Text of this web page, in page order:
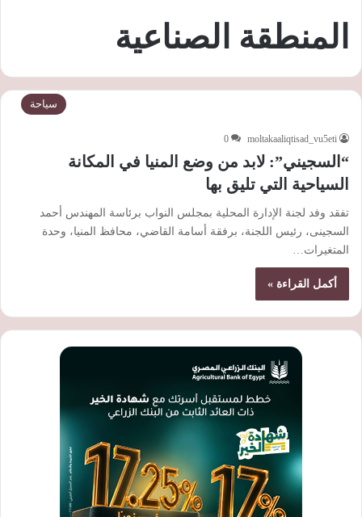
المنطقة الصناعية
سياحة
moltakaaliqtisad_vu5eti
0
“السجيني”: لابد من وضع المنيا في المكانة
السياحية التي تليق بها
تفقد وفد لجنة الإدارة المحلية بمجلس النواب برئاسة المهندس أحمد
السجينى، رئيس اللجنة، برفقة أسامة القاضي، محافظ المنيا، وحدة
المتغيرات…
أكمل القراءة »